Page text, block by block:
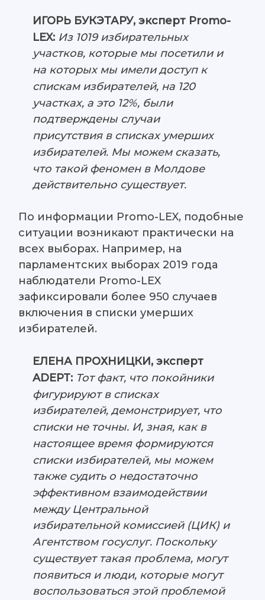
ИГОРЬ БУКЭТАРУ, эксперт Promo-
LEX: Из 1019 избирательных
участков, которые мы посетили и
на которых мы имели доступ к
спискам избирателей, на 120
участках, а это 12%, были
подтверждены случаи
присутствия в списках умерших
избирателей. Мы можем сказать,
что такой феномен в Молдове
действительно существует.
По информации Promo-LEX, подобные
ситуации возникают практически на
всех выборах. Например, на
парламентских выборах 2019 года
наблюдатели Promo-LEX
зафиксировали более 950 случаев
включения в списки умерших
избирателей.
ЕЛЕНА ПРОХНИЦКИ, эксперт
ADEPT: Тот факт, что покойники
фигурируют в списках
избирателей, демонстрирует, что
списки не точны. И, зная, как в
настоящее время формируются
списки избирателей, мы можем
также судить о недостаточно
эффективном взаимодействии
между Центральной
избирательной комиссией (ЦИК) и
Агентством госуслуг. Поскольку
существует такая проблема, могут
появиться и люди, которые могут
воспользоваться этой проблемой